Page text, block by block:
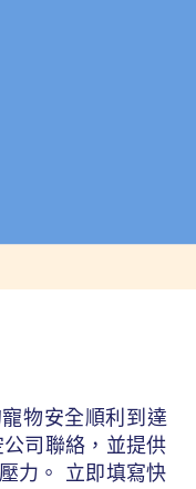
物安全順利到達
司聯絡，並提供
力。 立即填寫快